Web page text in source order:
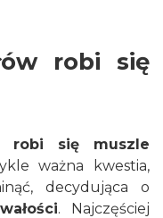
robi się
robi się muszle
ważna kwestia,
decydująca o
. Najczęściej